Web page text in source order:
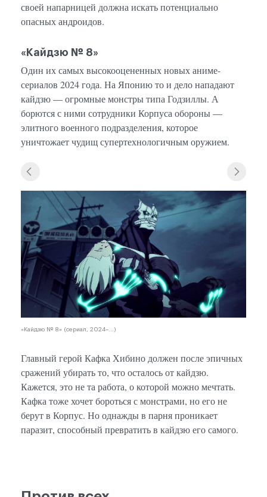
своей напарницей должна искать потенциально
опасных андроидов.
«Кайдзю № 8»
Один их самых высокооцененных новых аниме-
сериалов 2024 года. На Японию то и дело нападают
кайдзю — огромные монстры типа Годзиллы. А
борются с ними сотрудники Корпуса обороны —
элитного военного подразделения, которое
уничтожает чудищ супертехнологичным оружием.
«Кайдзю № 8» (сериал, 2024–...)
Главный герой Кафка Хибино должен после эпичных
сражений убирать то, что осталось от кайдзю.
Кажется, это не та работа, о которой можно мечтать.
Кафка тоже хочет бороться с монстрами, но его не
берут в Корпус. Но однажды в парня проникает
паразит, способный превратить в кайдзю его самого.